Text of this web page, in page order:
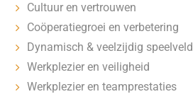
Cultuur en vertrouwen
Coöperatiegroei en verbetering
Dynamisch & veelzijdig speelveld
Werkplezier en veiligheid
Werkplezier en teamprestaties